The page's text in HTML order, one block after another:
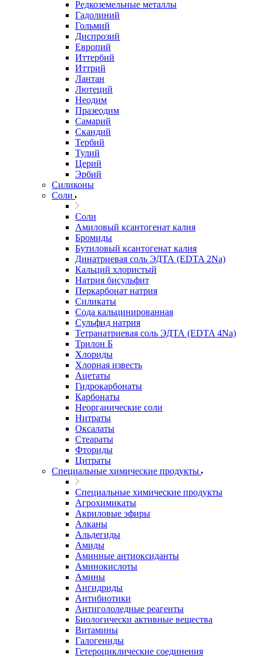
Редкоземельные металлы
Гадолиний
Гольмий
Диспрозий
Европий
Иттербий
Иттрий
Лантан
Лютеций
Неодим
Празеодим
Самарий
Скандий
Тербий
Тулий
Церий
Эрбий
Силиконы
Соли
Соли
Амиловый ксантогенат калия
Бромиды
Бутиловый ксантогенат калия
Динатриевая соль ЭДТА (EDTA 2Na)
Кальций хлористый
Натрия бисульфит
Перкарбонат натрия
Силикаты
Сода кальцинированная
Сульфид натрия
Тетранатриевая соль ЭДТА (EDTA 4Na)
Трилон Б
Хлориды
Хлорная известь
Ацетаты
Гидрокарбонаты
Карбонаты
Неорганические соли
Нитраты
Оксалаты
Стеараты
Фториды
Цитраты
Специальные химические продукты
Специальные химические продукты
Агрохимикаты
Акриловые эфиры
Алканы
Альдегиды
Амиды
Аминные антиоксиданты
Аминокислоты
Амины
Ангидриды
Антибиотики
Антигололедные реагенты
Биологически активные вещества
Витамины
Галогениды
Гетероциклические соединения